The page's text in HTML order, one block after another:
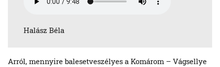
Halász Béla
Arról, mennyire balesetveszélyes a Komárom – Vágsellye